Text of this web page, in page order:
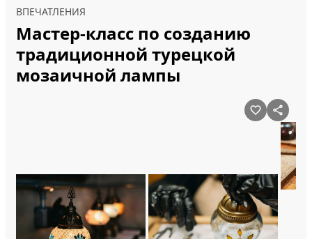
ВПЕЧАТЛЕНИЯ
Мастер‑класс по созданию
традиционной турецкой
мозаичной лампы